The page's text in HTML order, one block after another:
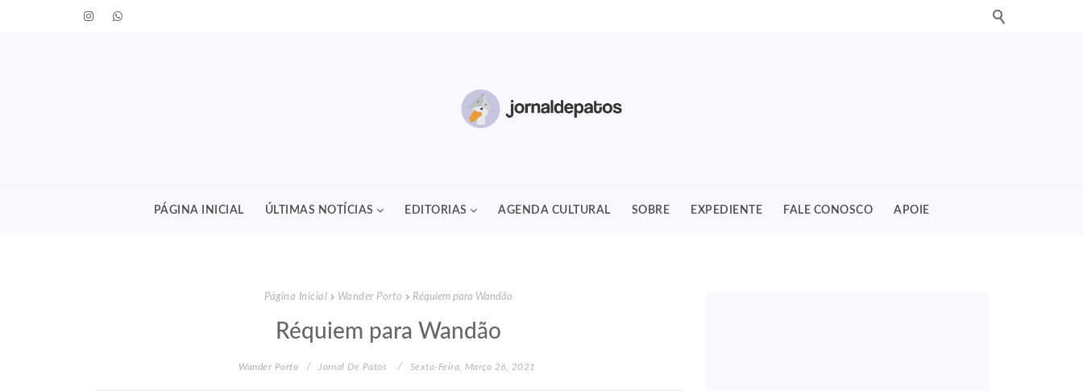
PÁGINA INICIAL ÚLTIMAS NOTÍCIAS EDITORIAS AGENDA CULTURAL SOBRE EXPEDIENTE FALE CONOSCO APOIE
Página Inicial Wander Porto Réquiem para Wandão
Réquiem para Wandão
Wander Porto Jornal De Patos Sexta-Feira, Março 26, 2021